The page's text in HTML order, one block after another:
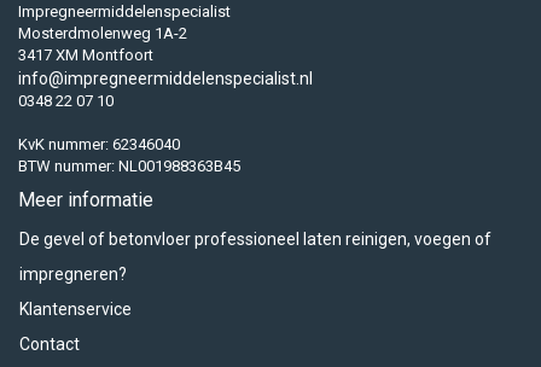
Impregneermiddelenspecialist
Mosterdmolenweg 1A-2
3417 XM Montfoort
info@impregneermiddelenspecialist.nl
0348 22 07 10
KvK nummer: 62346040
BTW nummer: NL001988363B45
Meer informatie
De gevel of betonvloer professioneel laten reinigen, voegen of
impregneren?
Klantenservice
Contact